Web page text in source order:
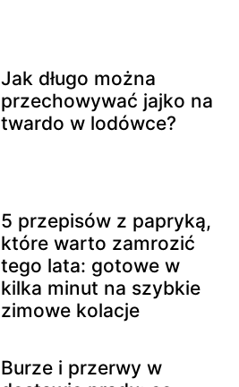
Jak długo można
przechowywać jajko na
twardo w lodówce?
5 przepisów z papryką,
które warto zamrozić
tego lata: gotowe w
kilka minut na szybkie
zimowe kolacje
Burze i przerwy w